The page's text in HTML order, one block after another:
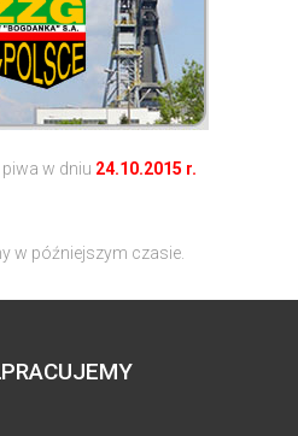
w dniu 24.10.2015 r.
w późniejszym czasie.